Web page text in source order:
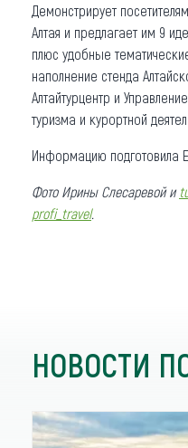
Демонстрирует
Алтая и предлагает им 9
плюс удобные
наполнение стенда
Алтайтурцентр и
туризма и курортной
Информацию подготовила
Фото Ирины Слесаревой и
profi_travel.
НОВОСТИ